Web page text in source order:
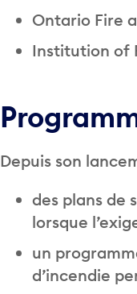
Ontario Fire
Institution of
Depuis son
des plans de
lorsque
un
d’incendie